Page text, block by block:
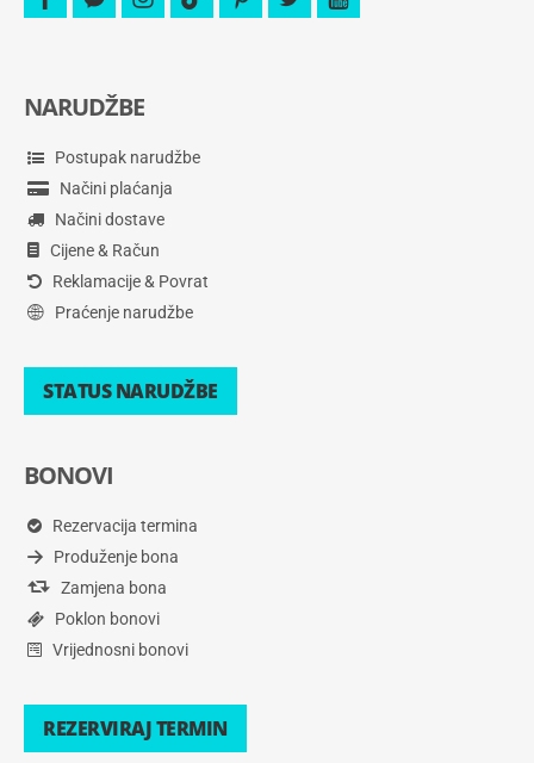
messenger
NARUDŽBE
Postupak narudžbe
Načini plaćanja
Načini dostave
Cijene & Račun
Reklamacije & Povrat
Praćenje narudžbe
STATUS NARUDŽBE
BONOVI
Rezervacija termina
Produženje bona
Zamjena bona
Poklon bonovi
Vrijednosni bonovi
REZERVIRAJ TERMIN